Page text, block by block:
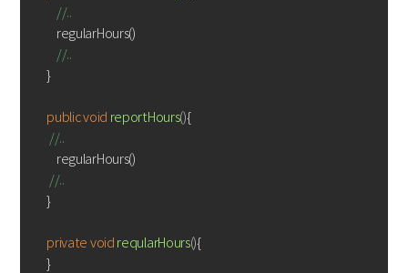
//..
        regularHours()
//..
    }
publicvoid reportHours(){
//..
        regularHours()
//..
    }
privatevoidreqularHours(){
    }